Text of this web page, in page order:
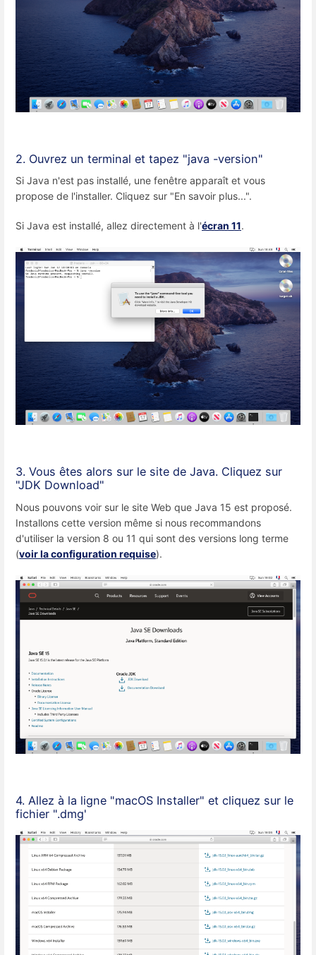
2. Ouvrez un terminal et tapez "java -version"
Si Java n'est pas installé, une fenêtre apparaît et vous
propose de l'installer. Cliquez sur "En savoir plus...".
Si Java est installé, allez directement à l'écran 11.
3. Vous êtes alors sur le site de Java. Cliquez sur
"JDK Download"
Nous pouvons voir sur le site Web que Java 15 est proposé.
Installons cette version même si nous recommandons
d'utiliser la version 8 ou 11 qui sont des versions long terme
(voir la configuration requise).
4. Allez à la ligne "macOS Installer" et cliquez sur le
fichier ".dmg'